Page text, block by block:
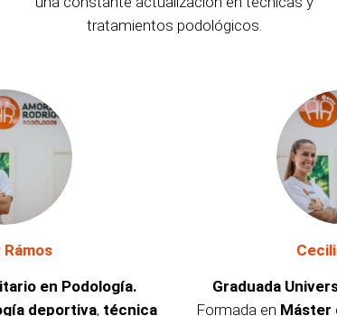
tratamientos podológicos.
en Podología.
deportiva, técnica
Graduada
Formada en Máster